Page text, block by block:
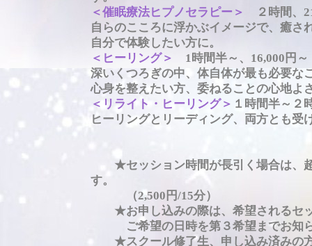
＜催眠療法ヒプノセラピー＞
２時間、
自らのこころに浮かぶイメージで、癒さ
自分で体験したい方に。
＜ヒーリング＞
1時間半～、16,000円～
深いくつろぎの中、体自体が最も必要な
心身を整えたい方、委ねることの心地
＜リライト・ヒーリング＞ １時間半～２
ヒーリングとリーディング、両方とも受
★セッション時間が長引く場合は、
す。
（2,500円/15分）
★お申し込みの際は、希望されるセ
ご希望の日時を第３希望までお知
★スクール修了生、申し込み済みの